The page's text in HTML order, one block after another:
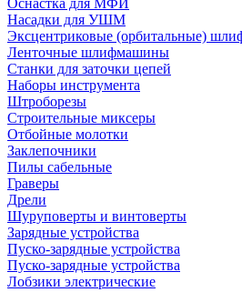
Оснастка для МФИ
Насадки для УШМ
Эксцентриковые (орбитальные)
Ленточные шлифмашины
Станки для заточки цепей
Наборы инструмента
Штроборезы
Строительные миксеры
Отбойные молотки
Заклепочники
Пилы сабельные
Граверы
Дрели
Шуруповерты и винтоверты
Зарядные устройства
Пуско-зарядные устройства
Пуско-зарядные устройства
Лобзики электрические